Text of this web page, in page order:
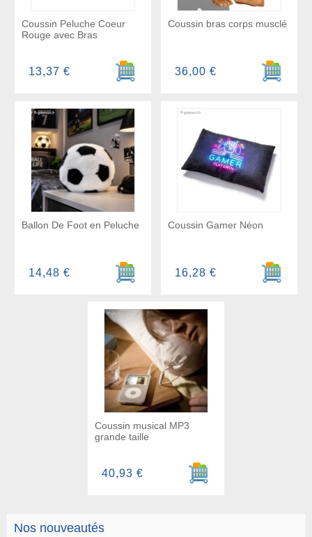
Nos nouveautés
Coussin Peluche Coeur
Rouge avec Bras
Ajouter au panier
13,37 €
Coussin bras corps musclé
Ajouter
36,00 €
Ballon De Foot en Peluche
Ajouter au panier
14,48 €
Coussin Gamer Néon
Ajouter
16,28 €
Coussin musical MP3
grande taille
Ajouter au panier
40,93 €